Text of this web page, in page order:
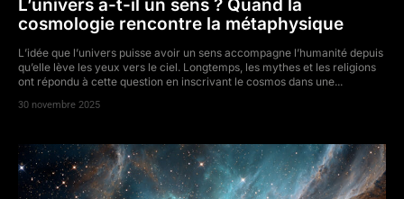
L’univers a-t-il un sens ? Quand la
cosmologie rencontre la métaphysique
L’idée que l’univers puisse avoir un sens accompagne l’humanité depuis
qu’elle lève les yeux vers le ciel. Longtemps, les mythes et les religions
ont répondu à cette question en inscrivant le cosmos dans une...
30 novembre 2025